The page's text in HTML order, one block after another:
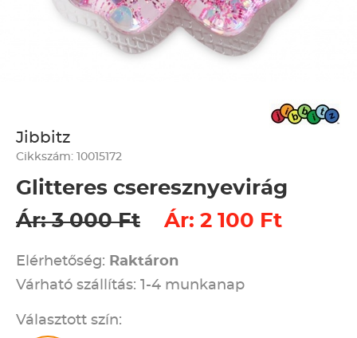
Jibbitz
Cikkszám: 10015172
Glitteres cseresznyevirág
Ár: 3 000 Ft
Ár: 2 100 Ft
Elérhetőség: Raktáron
Várható szállítás: 1-4 munkanap
Választott szín: